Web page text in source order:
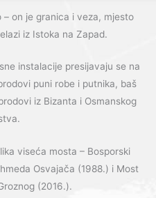
on je granica i veza, mjesto
iz Istoka na Zapad.
instalacije presijavaju se na
puni robe i putnika, baš
iz Bizanta i Osmanskog
viseća mosta – Bosporski
Osvajača (1988.) i Most
(2016.).